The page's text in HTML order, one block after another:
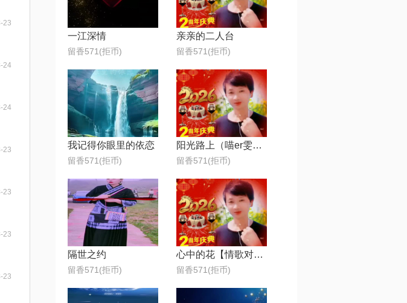
23
24
24
23
23
23
23
一江深情
留香571(拒币)
亲亲的二人台
留香571(拒币)
我记得你眼里的依恋
留香571(拒币)
阳光路上（喵er雯子）
留香571(拒币)
隔世之约
留香571(拒币)
心中的花【情歌对唱】
留香571(拒币)